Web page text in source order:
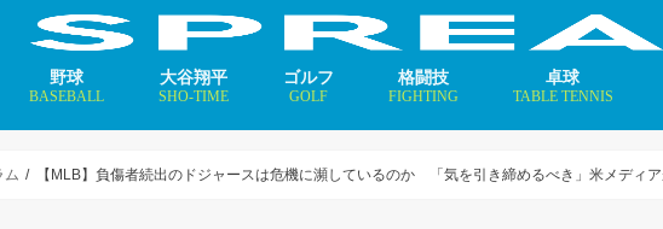
野球
BASEBALL
大谷翔平
SHO-TIME
ゴルフ
GOLF
格闘技
FIGHTING
卓球
TABLE TENNIS
ム 【MLB】負傷者続出のドジャースは危機に瀕しているのか 「気を引き締めるべき」米メディ